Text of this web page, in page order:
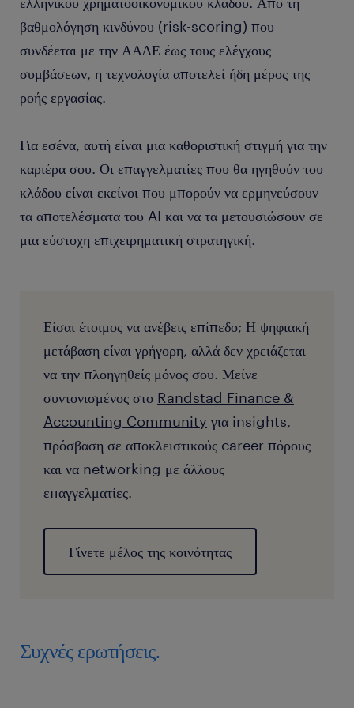
βαθμολόγηση κινδύνου (risk-scoring) που
συνδέεται με την ΑΑΔΕ έως τους ελέγχους
συμβάσεων, η τεχνολογία αποτελεί ήδη μέρος της
ροής εργασίας.
Για εσένα, αυτή είναι μια καθοριστική στιγμή για την
καριέρα σου. Οι επαγγελματίες που θα ηγηθούν του
κλάδου είναι εκείνοι που μπορούν να ερμηνεύσουν
τα αποτελέσματα του AI και να τα μετουσιώσουν σε
μια εύστοχη επιχειρηματική στρατηγική.
Είσαι έτοιμος να ανέβεις επίπεδο; Η ψηφιακή
μετάβαση είναι γρήγορη, αλλά δεν χρειάζεται
να την πλοηγηθείς μόνος σου. Μείνε
συντονισμένος στο Randstad Finance &
Accounting Community για insights,
πρόσβαση σε αποκλειστικούς career πόρους
και να networking με άλλους
επαγγελματίες.
Γίνετε μέλος της κοινότητας
Συχνές ερωτήσεις.